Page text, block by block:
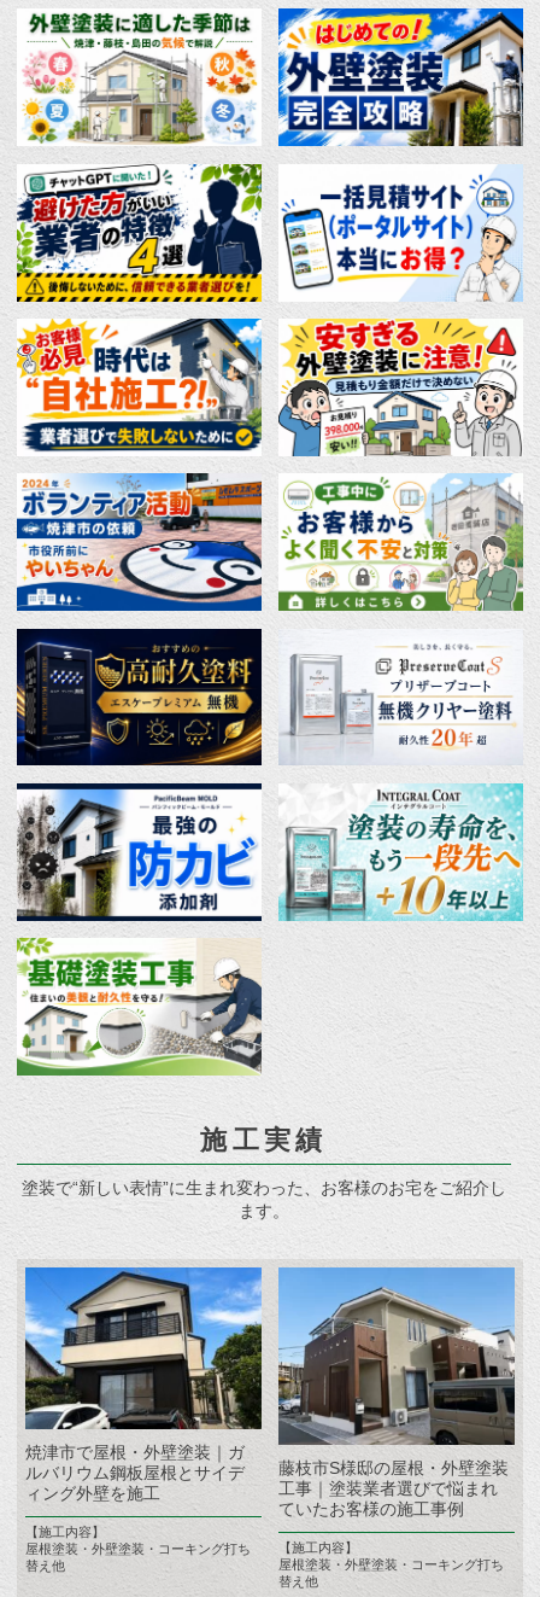
施工実績
塗装で“新しい表情”に生まれ変わった、お客様のお宅をご紹介し
ます。
焼津市で屋根・外壁塗装｜ガ
ルバリウム鋼板屋根とサイデ
ィング外壁を施工
【施工内容】
屋根塗装・外壁塗装・コーキング打ち
替え他
藤枝市S様邸の屋根・外壁塗装
工事｜塗装業者選びで悩まれ
ていたお客様の施工事例
【施工内容】
屋根塗装・外壁塗装・コーキング打ち
替え他